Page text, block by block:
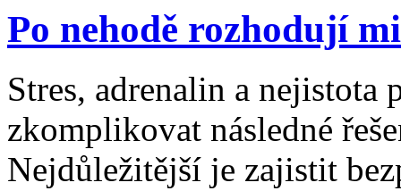
Po nehodě rozhodují
Stres, adrenalin a nejistota
zkomplikovat následné
Nejdůležitější je zajistit